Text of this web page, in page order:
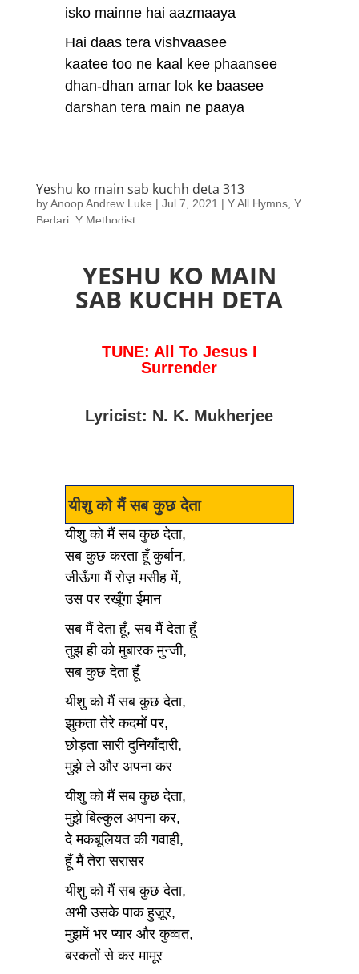
isko mainne hai aazmaaya
Hai daas tera vishvaasee
kaatee too ne kaal kee phaansee
dhan-dhan amar lok ke baasee
darshan tera main ne paaya
Yeshu ko main sab kuchh deta 313
byAnoop Andrew Luke | Jul 7, 2021 | Y All Hymns, Y
Bedari, Y Methodist
YESHU KO MAIN
SAB KUCHH DETA
TUNE: All To Jesus I
Surrender
Lyricist: N. K. Mukherjee
यीशु को मैं सब कुछ देता
यीशु को मैं सब कुछ देता,
सब कुछ करता हूँ कुर्बान,
जीऊँगा मैं रोज़़ मसीह में,
उस पर रखूँगा ईमान
सब मैं देता हूँ, सब मैं देता हूँ
तुझ ही को मुबारक मुन्जी,
सब कुछ देता हूँ
यीशु को मैं सब कुछ देता,
झुकता तेरे कदमों पर,
छोड़ता सारी दुनियाँदारी,
मुझे ले और अपना कर
यीशु को मैं सब कुछ देता,
मुझे बिल्कुल अपना कर,
दे मकबूलियत की गवाही,
हूँ मैं तेरा सरासर
यीशु को मैं सब कुछ देता,
अभी उसके पाक हुज़ूर,
मुझमें भर प्यार और कुव्वत,
बरकतों से कर मामूर